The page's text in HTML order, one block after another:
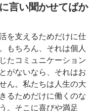
言い聞かせてばか
を支えるためだけに仕
もちろん、それは個人
たコミュニケーション
がないなら、それはお
ん。私たちは人生の大
るためだけに働くのな
。そこに喜びや満足